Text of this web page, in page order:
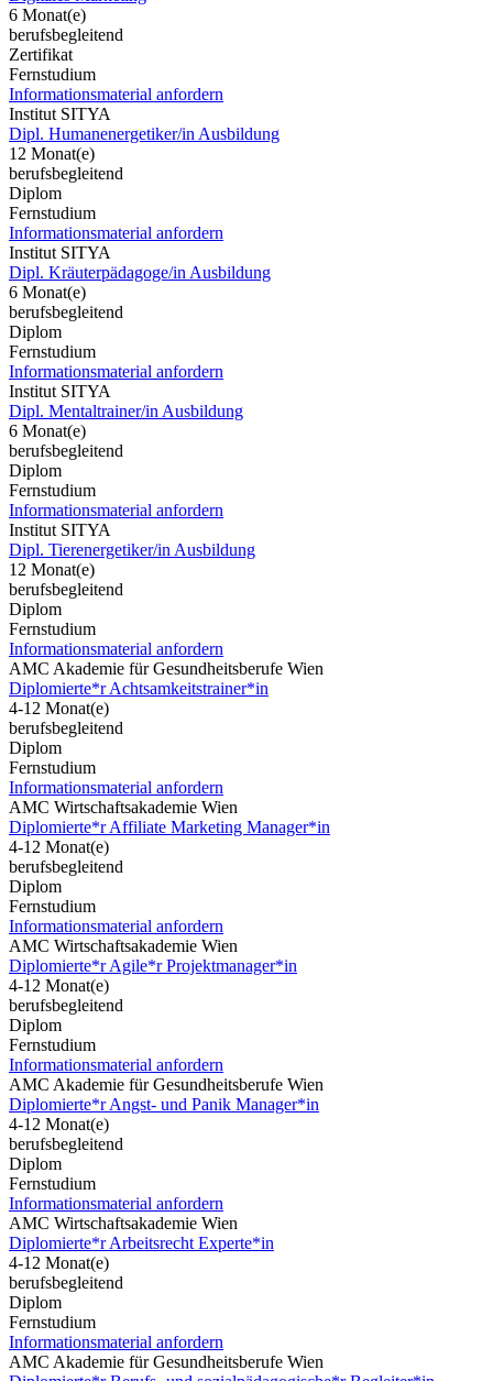
6 Monat(e)
berufsbegleitend
Zertifikat
Fernstudium
Informationsmaterial anfordern
Institut SITYA
Dipl. Humanenergetiker/in Ausbildung
12 Monat(e)
berufsbegleitend
Diplom
Fernstudium
Informationsmaterial anfordern
Institut SITYA
Dipl. Kräuterpädagoge/in Ausbildung
6 Monat(e)
berufsbegleitend
Diplom
Fernstudium
Informationsmaterial anfordern
Institut SITYA
Dipl. Mentaltrainer/in Ausbildung
6 Monat(e)
berufsbegleitend
Diplom
Fernstudium
Informationsmaterial anfordern
Institut SITYA
Dipl. Tierenergetiker/in Ausbildung
12 Monat(e)
berufsbegleitend
Diplom
Fernstudium
Informationsmaterial anfordern
AMC Akademie für Gesundheitsberufe Wien
Diplomierte*r Achtsamkeitstrainer*in
4-12 Monat(e)
berufsbegleitend
Diplom
Fernstudium
Informationsmaterial anfordern
AMC Wirtschaftsakademie Wien
Diplomierte*r Affiliate Marketing Manager*in
4-12 Monat(e)
berufsbegleitend
Diplom
Fernstudium
Informationsmaterial anfordern
AMC Wirtschaftsakademie Wien
Diplomierte*r Agile*r Projektmanager*in
4-12 Monat(e)
berufsbegleitend
Diplom
Fernstudium
Informationsmaterial anfordern
AMC Akademie für Gesundheitsberufe Wien
Diplomierte*r Angst- und Panik Manager*in
4-12 Monat(e)
berufsbegleitend
Diplom
Fernstudium
Informationsmaterial anfordern
AMC Wirtschaftsakademie Wien
Diplomierte*r Arbeitsrecht Experte*in
4-12 Monat(e)
berufsbegleitend
Diplom
Fernstudium
Informationsmaterial anfordern
AMC Akademie für Gesundheitsberufe Wien